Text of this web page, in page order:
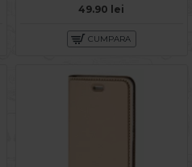
49.90 lei
CUMPARA